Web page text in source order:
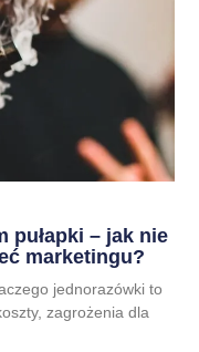
pułapki – jak nie
marketingu?
jednorazówki to
zagrożenia dla